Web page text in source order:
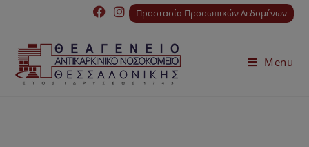
Προστασία Προσωπικών Δεδομένων
Menu